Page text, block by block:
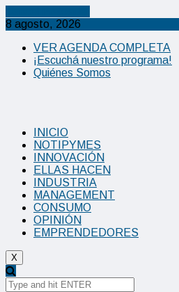
8 agosto, 2026
VER AGENDA COMPLETA
¡Escuchá nuestro programa!
Quiénes Somos
INICIO
NOTIPYMES
INNOVACIÓN
ELLAS HACEN
INDUSTRIA
MANAGEMENT
CONSUMO
OPINIÓN
EMPRENDEDORES
X